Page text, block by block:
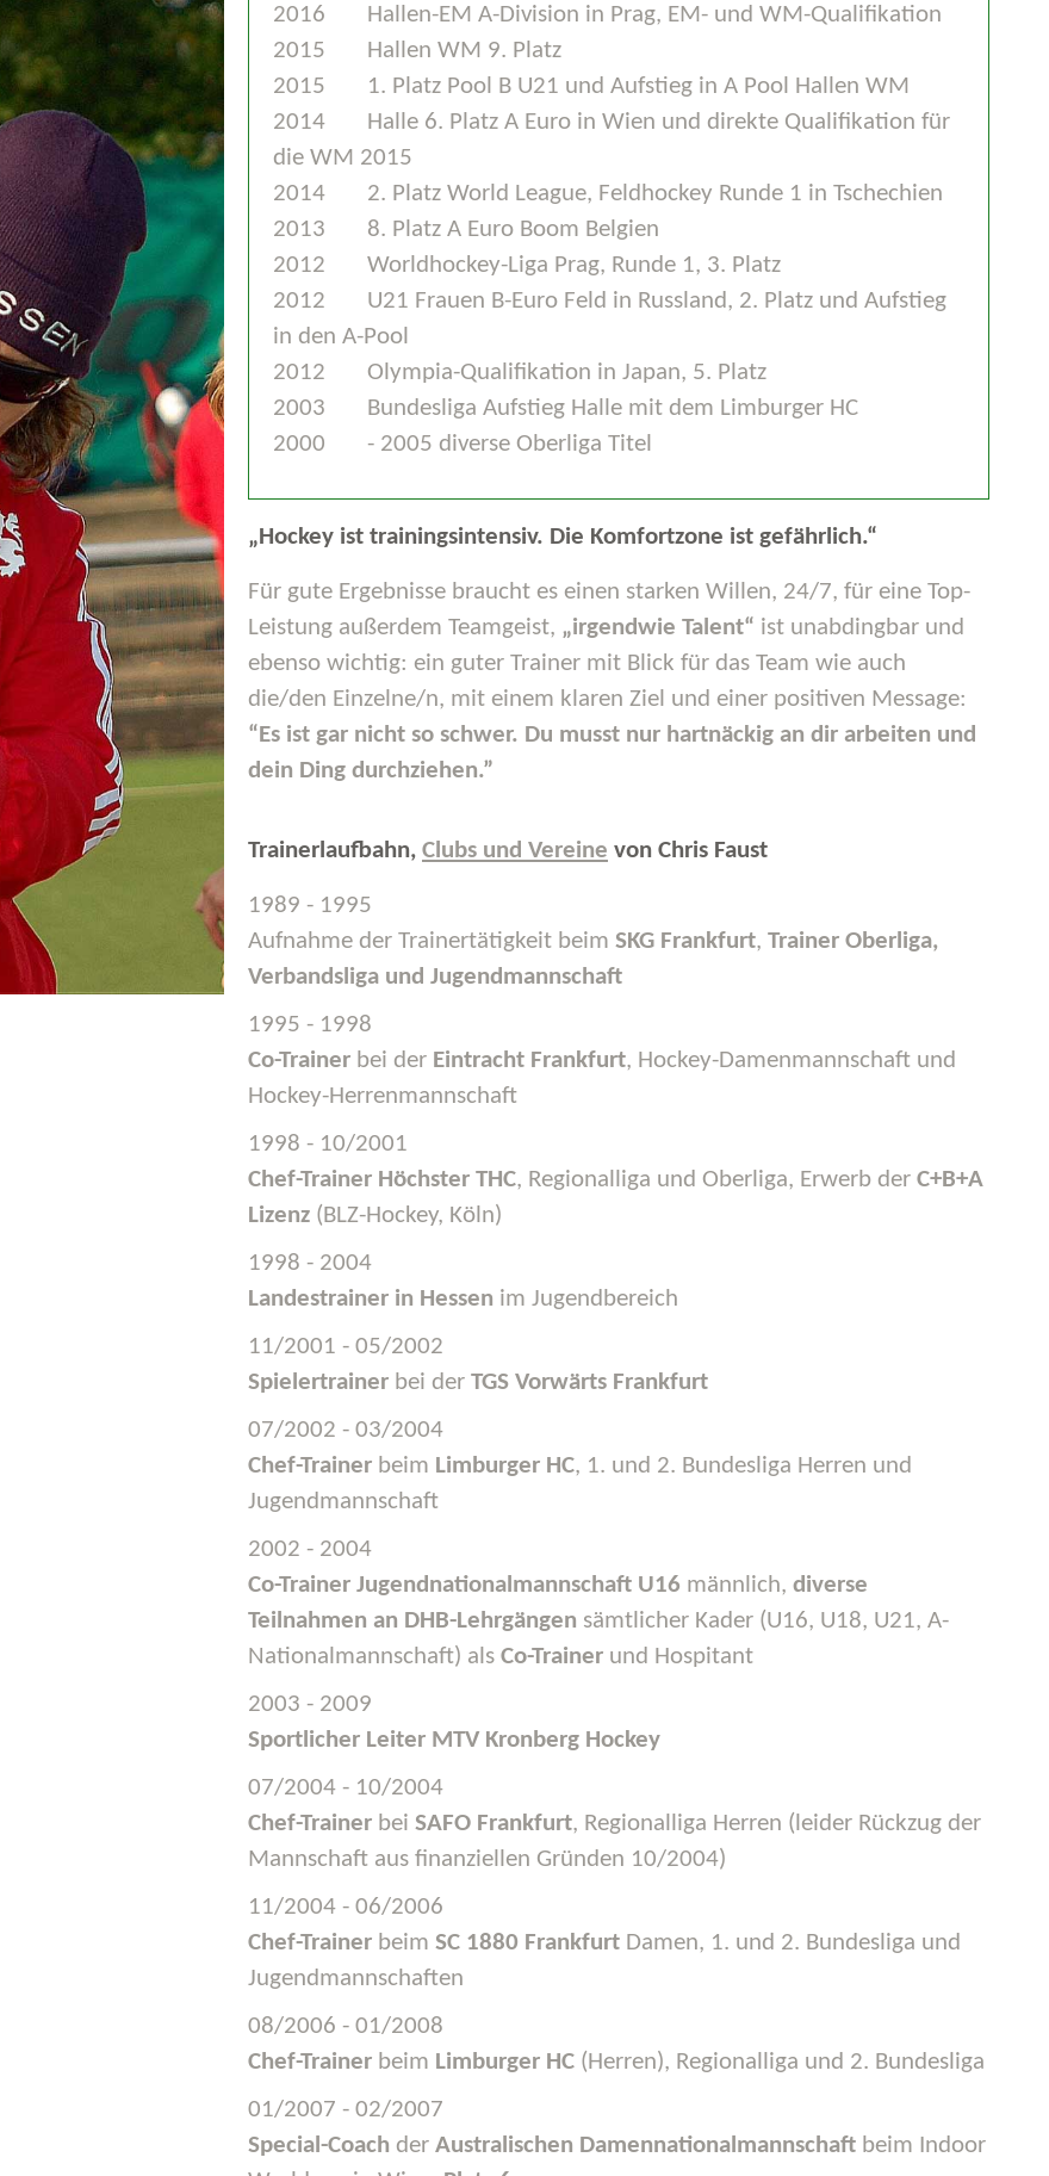
2016
Hallen-EM A-Division in Prag, EM- und WM-Qualifikation
2015
Hallen WM 9. Platz
2015
1. Platz Pool B U21 und Aufstieg in A Pool Hallen WM
2014
Halle 6. Platz A Euro in Wien und direkte Qualifikation für
die WM 2015
2014
2. Platz World League, Feldhockey Runde 1 in Tschechien
2013
8. Platz A Euro Boom Belgien
2012
Worldhockey-Liga Prag, Runde 1, 3. Platz
2012
U21 Frauen B-Euro Feld in Russland, 2. Platz und Aufstieg
in den A-Pool
2012
Olympia-Qualifikation in Japan, 5. Platz
2003
Bundesliga Aufstieg Halle mit dem Limburger HC
2000
- 2005 diverse Oberliga Titel
„Hockey ist trainingsintensiv. Die Komfortzone ist gefährlich.“
Für gute Ergebnisse braucht es einen starken Willen, 24/7, für eine Top-
Leistung außerdem Teamgeist, „irgendwie Talent“ ist unabdingbar und
ebenso wichtig: ein guter Trainer mit Blick für das Team wie auch
die/den Einzelne/n, mit einem klaren Ziel und einer positiven Message:
“Es ist gar nicht so schwer. Du musst nur hartnäckig an dir arbeiten und
dein Ding durchziehen.”
Trainerlaufbahn, Clubs und Vereine von Chris Faust
1989 - 1995
Aufnahme der Trainertätigkeit beim SKG Frankfurt, Trainer Oberliga,
Verbandsliga und Jugendmannschaft
1995 - 1998
Co-Trainer bei der Eintracht Frankfurt, Hockey-Damenmannschaft und
Hockey-Herrenmannschaft
1998 - 10/2001
Chef-Trainer Höchster THC, Regionalliga und Oberliga, Erwerb der C+B+A
Lizenz (BLZ-Hockey, Köln)
1998 - 2004
Landestrainer in Hessen im Jugendbereich
11/2001 - 05/2002
Spielertrainer bei der TGS Vorwärts Frankfurt
07/2002 - 03/2004
Chef-Trainer beim Limburger HC, 1. und 2. Bundesliga Herren und
Jugendmannschaft
2002 - 2004
Co-Trainer Jugendnationalmannschaft U16 männlich, diverse
Teilnahmen an DHB-Lehrgängen sämtlicher Kader (U16, U18, U21, A-
Nationalmannschaft) als Co-Trainer und Hospitant
2003 - 2009
Sportlicher Leiter MTV Kronberg Hockey
07/2004 - 10/2004
Chef-Trainer bei SAFO Frankfurt, Regionalliga Herren (leider Rückzug der
Mannschaft aus finanziellen Gründen 10/2004)
11/2004 - 06/2006
Chef-Trainer beim SC 1880 Frankfurt Damen, 1. und 2. Bundesliga und
Jugendmannschaften
08/2006 - 01/2008
Chef-Trainer beim Limburger HC (Herren), Regionalliga und 2. Bundesliga
01/2007 - 02/2007
Special-Coach der Australischen Damennationalmannschaft beim Indoor